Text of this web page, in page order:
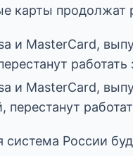
карты продолжат
и MasterCard,
работать
и MasterCard,
перестанут
система России